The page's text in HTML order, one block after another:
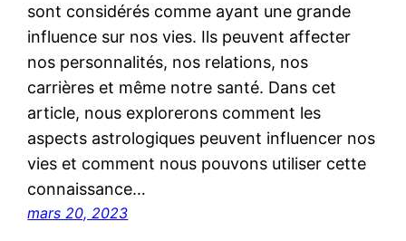
sont considérés comme ayant une grande
influence sur nos vies. Ils peuvent affecter
nos personnalités, nos relations, nos
carrières et même notre santé. Dans cet
article, nous explorerons comment les
aspects astrologiques peuvent influencer nos
vies et comment nous pouvons utiliser cette
connaissance…
mars 20, 2023